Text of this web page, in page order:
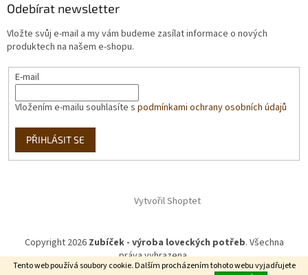
Tento web používá soubory cookie. Dalším procházením tohoto webu vyjadřujete
Odebírat newsletter
Vložte svůj e-mail a my vám budeme zasílat informace o nových
produktech na našem e-shopu.
E-mail
Vložením e-mailu souhlasíte s podmínkami ochrany osobních údajů
PŘIHLÁSIT SE
Vytvořil Shoptet
Copyright 2026 Zubíček - výroba loveckých potřeb. Všechna
práva vyhrazena.